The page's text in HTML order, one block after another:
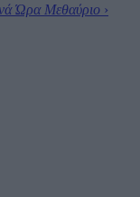
Ώρα Μεθαύριο ›